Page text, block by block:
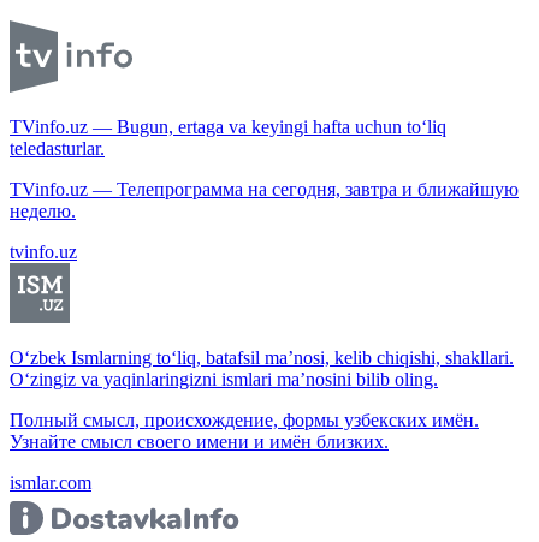
TVinfo.uz — Bugun, ertaga va keyingi hafta uchun to‘liq
teledasturlar.
TVinfo.uz — Телепрограмма на сегодня, завтра и ближайшую
неделю.
tvinfo.uz
O‘zbek Ismlarning to‘liq, batafsil ma’nosi, kelib chiqishi, shakllari.
O‘zingiz va yaqinlaringizni ismlari ma’nosini bilib oling.
Полный смысл, происхождение, формы узбекских имён.
Узнайте смысл своего имени и имён близких.
ismlar.com